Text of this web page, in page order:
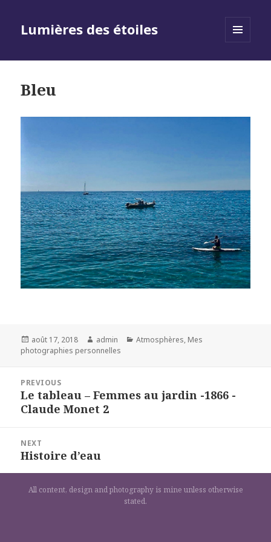
Lumières des étoiles
Bleu
Posted
on
août 17, 2018 Author
admin Categories
Atmosphères, Mes
photographies personnelles
l’article
PREVIOUS
Previous
post:
Le tableau – Femmes au jardin -1866 -
Claude Monet 2
NEXT
Next
Histoire d’eau
All content, design and photography is mine unless otherwise
stated.